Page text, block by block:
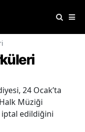
24 Ocak’ta
Müziği
iptal edildiğini